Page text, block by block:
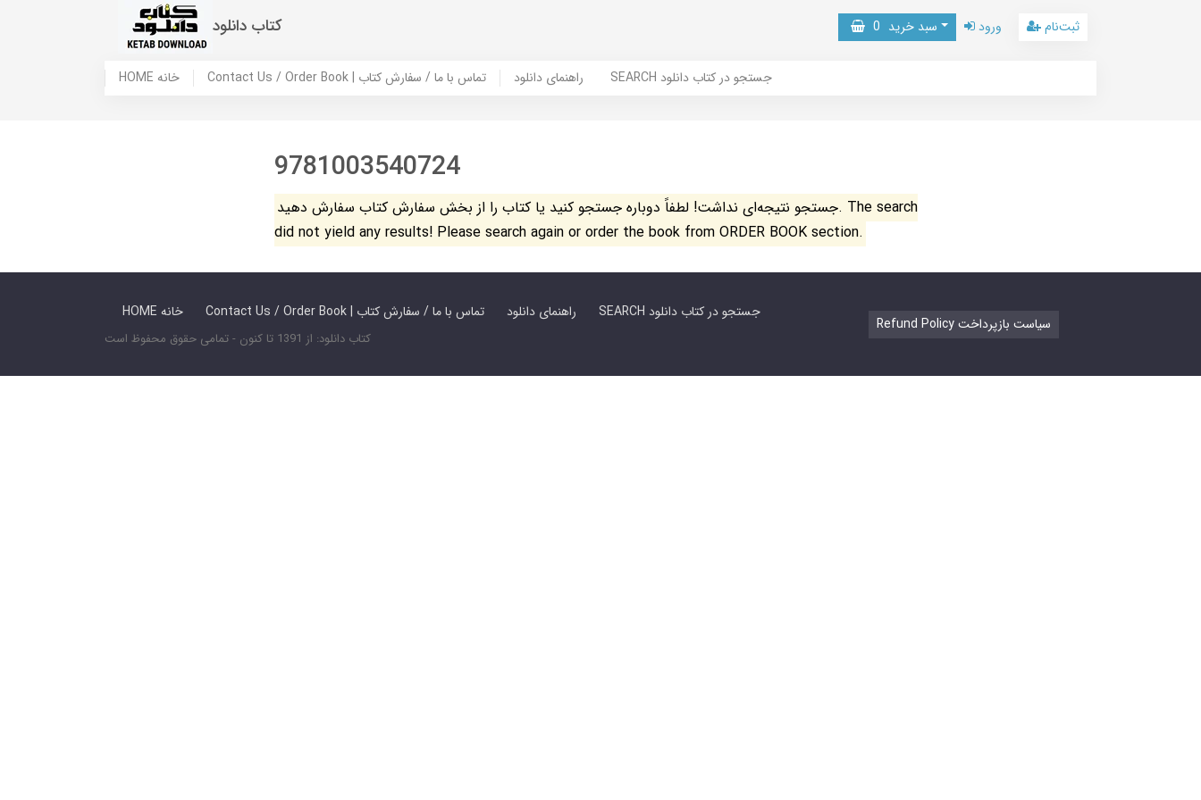
کتاب دانلود سبد خرید 0 ورود ثبت‌نام
HOME خانه Contact Us / Order Book | تماس با ما / سفارش کتاب راهنمای دانلود SEARCH جستجو در کتاب دانلود
9781003540724
جستجو نتیجه‌ای نداشت! لطفاً دوباره جستجو کنید یا کتاب را از بخش سفارش کتاب سفارش دهید. The search
did not yield any results! Please search again or order the book from ORDER BOOK section.
HOME خانه Contact Us / Order Book | تماس با ما / سفارش کتاب راهنمای دانلود SEARCH جستجو در کتاب دانلود
کتاب دانلود: از 1391 تا کنون - تمامی حقوق محفوظ است
Refund Policy سیاست بازپرداخت